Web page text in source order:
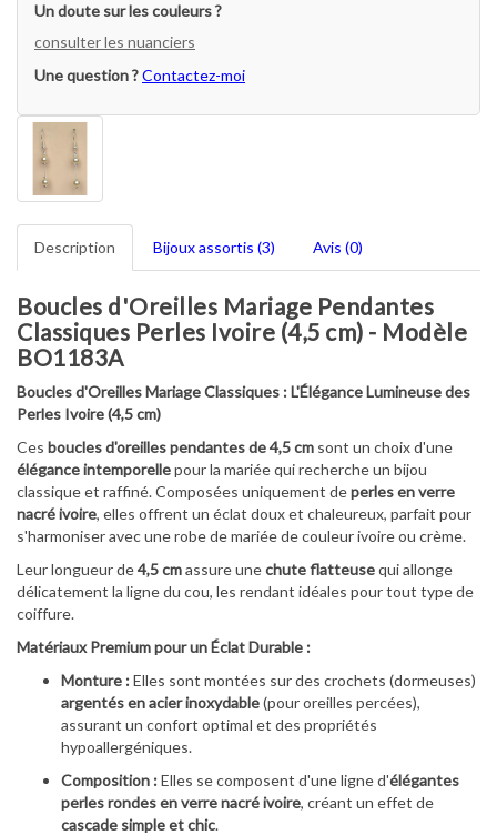
Un doute sur les couleurs ?
consulter les nuanciers
Une question ?Contactez-moi
Description Bijoux assortis (3) Avis (0)
Boucles d'Oreilles Mariage Pendantes
Classiques Perles Ivoire (4,5 cm) - Modèle
BO1183A
Boucles d'Oreilles Mariage Classiques : L'Élégance Lumineuse des
Perles Ivoire (4,5 cm)
Ces boucles d'oreilles pendantes de 4,5 cm sont un choix d'une
élégance intemporellepour la mariée qui recherche un bijou
classique et raffiné. Composées uniquement deperles en verre
nacré ivoire, elles offrent un éclat doux et chaleureux, parfait pour
s'harmoniser avec une robe de mariée de couleur ivoire ou crème.
Leur longueur de4,5 cmassure unechute flatteusequi allonge
délicatement la ligne du cou, les rendant idéales pour tout type de
coiffure.
Matériaux Premium pour un Éclat Durable :
Monture :Elles sont montées sur des crochets (dormeuses)
argentés en acier inoxydable(pour oreilles percées),
assurant un confort optimal et des propriétés
hypoallergéniques.
Composition :Elles se composent d'une ligne d'élégantes
perles rondes en verre nacré ivoire, créant un effet de
cascade simple et chic.